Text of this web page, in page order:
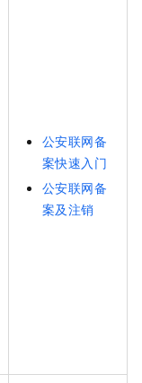
公安联网备
案快速入门
公安联网备
案及注销